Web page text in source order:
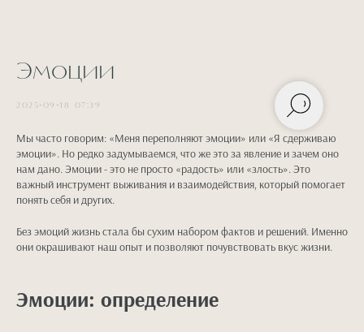
Эмоции
2025-09-18 07:39
Мы часто говорим: «Меня переполняют эмоции» или «Я сдерживаю
эмоции». Но редко задумываемся, что же это за явление и зачем оно
нам дано. Эмоции - это не просто «радость» или «злость». Это
важный инструмент выживания и взаимодействия, который помогает
понять себя и других.
Без эмоций жизнь стала бы сухим набором фактов и решений. Именно
они окрашивают наш опыт и позволяют почувствовать вкус жизни.
Эмоции: определение